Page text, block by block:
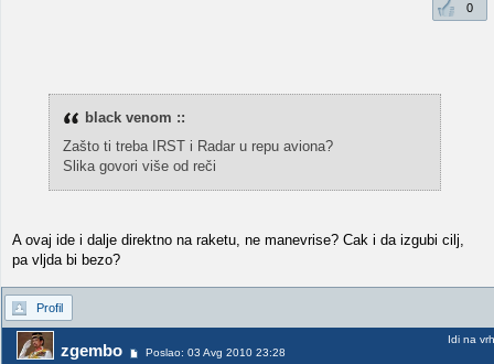
0
black venom ::
Zašto ti treba IRST i Radar u repu aviona?
Slika govori više od reči
A ovaj ide i dalje direktno na raketu, ne manevrise? Cak i da izgubi cilj,
pa vljda bi bezo?
Profil
zgembo Poslao: 03 Avg 2010 23:28
Idi na vrh